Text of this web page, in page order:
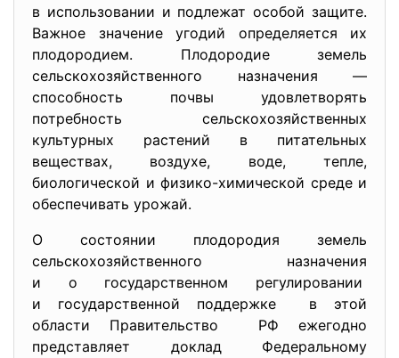
в использовании и подлежат особой защите.
Важное значение угодий определяется их
плодородием. Плодородие земель
сельскохозяйственного назначения —
способность почвы удовлетворять
потребность сельскохозяйственных
культурных растений в питательных
веществах, воздухе, воде, тепле,
биологической и физико-химической среде и
обеспечивать урожай.
О состоянии плодородия земель
сельскохозяйственного назначения
и о государственном регулировании
и государственной поддержке в этой
области Правительство РФ ежегодно
представляет доклад Федеральному